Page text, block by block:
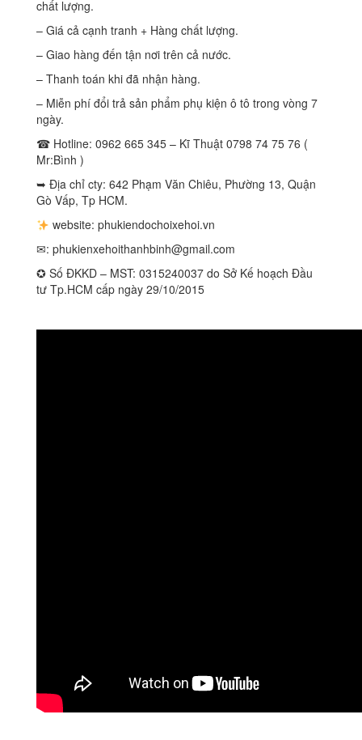
chất lượng.
– Giá cả cạnh tranh + Hàng chất lượng.
– Giao hàng đến tận nơi trên cả nước.
– Thanh toán khi đã nhận hàng.
– Miễn phí đổi trả sản phẩm phụ kiện ô tô trong vòng 7
ngày.
☎ Hotline: 0962 665 345 – Kĩ Thuật 0798 74 75 76 (
Mr:Bình )
➥ Địa chỉ cty: 642 Phạm Văn Chiêu, Phường 13, Quận
Gò Vấp, Tp HCM.
website: phukiendochoixehoi.vn
✉: phukienxehoithanhbinh@gmail.com
✪ Số ĐKKD – MST: 0315240037 do Sở Kế hoạch Đầu
tư Tp.HCM cấp ngày 29/10/2015